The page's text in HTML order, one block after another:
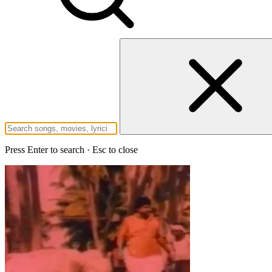
Press Enter to search · Esc to close